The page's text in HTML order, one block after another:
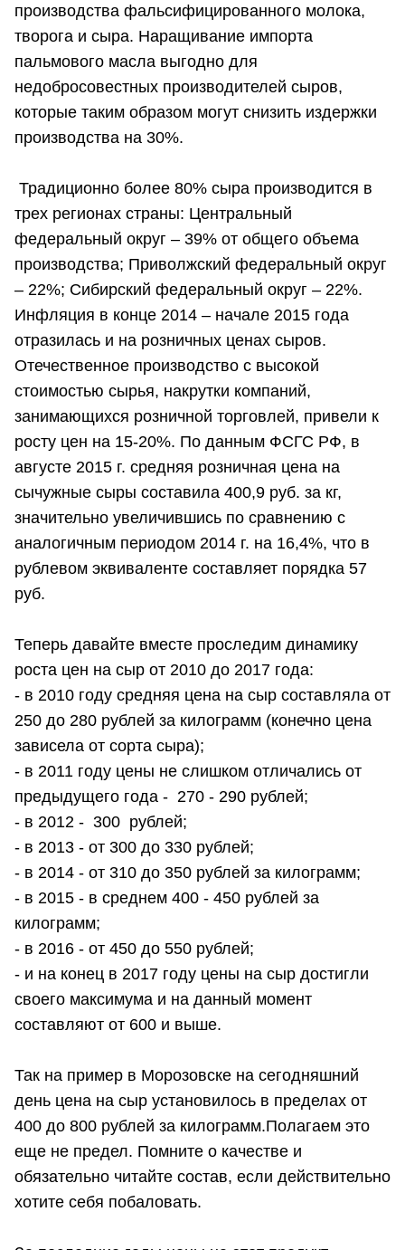
производства фальсифицированного молока,
творога и сыра. Наращивание импорта
пальмового масла выгодно для
недобросовестных производителей сыров,
которые таким образом могут снизить издержки
производства на 30%.
Традиционно более 80% сыра производится в
трех регионах страны: Центральный
федеральный округ – 39% от общего объема
производства; Приволжский федеральный округ
– 22%; Сибирский федеральный округ – 22%.
Инфляция в конце 2014 – начале 2015 года
отразилась и на розничных ценах сыров.
Отечественное производство с высокой
стоимостью сырья, накрутки компаний,
занимающихся розничной торговлей, привели к
росту цен на 15‑20%. По данным ФСГС РФ, в
августе 2015 г. средняя розничная цена на
сычужные сыры составила 400,9 руб. за кг,
значительно увеличившись по сравнению с
аналогичным периодом 2014 г. на 16,4%, что в
рублевом эквиваленте составляет порядка 57
руб.
Теперь давайте вместе проследим динамику
роста цен на сыр от 2010 до 2017 года:
- в 2010 году средняя цена на сыр составляла от
250 до 280 рублей за килограмм (конечно цена
зависела от сорта сыра);
- в 2011 году цены не слишком отличались от
предыдущего года - 270 - 290 рублей;
- в 2012 - 300 рублей;
- в 2013 - от 300 до 330 рублей;
- в 2014 - от 310 до 350 рублей за килограмм;
- в 2015 - в среднем 400 - 450 рублей за
килограмм;
- в 2016 - от 450 до 550 рублей;
- и на конец в 2017 году цены на сыр достигли
своего максимума и на данный момент
составляют от 600 и выше.
Так на пример в Морозовске на сегодняшний
день цена на сыр установилось в пределах от
400 до 800 рублей за килограмм.Полагаем это
еще не предел. Помните о качестве и
обязательно читайте состав, если действительно
хотите себя побаловать.